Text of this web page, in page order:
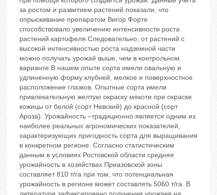
за ростом и развитием растений показали, что
опрыскивание препаратом Вигор Форте
способствовало увеличению интенсивности роста
растений картофеля.Следовательно, от растений с
высокой интенсивностью роста надземной части
можно получать урожай выше, чем в контрольном
варианте.В нашем опыте сорта имели овальную и
удлиненную форму клубней, мелкое и поверхностное
расположение глазков. Опытные сорта имели
привлекательную желтую окраску мякоти при окраске
кожицы от белой (сорт Невский) до красной (сорт
Ароза). Урожайность –традиционно является одним из
наиболее реальных агрономических показателей,
характеризующих пригодность сорта для выращивания
в конкретном регионе. Согласно статистическим
данным в условиях Ростовской области средняя
урожайность в хозяйствах Приазовской зоны
составляет 810 т/га при том, что потенциальная
урожайность в регионе может составлять 5060 т/га. В